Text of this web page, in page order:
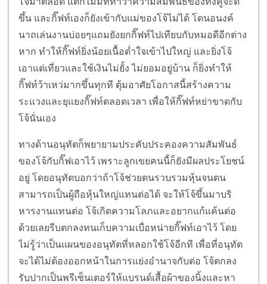
ขึ้น และกิ๊ฟท์เองก็ยังเข้ากับแม่ของโจ้ไม่ได้ โดนอนงค์
นาถเล่นงานบ่อยๆแถมยังยกกิ๊ฟท์ไปเทียบกับหมอดีอีกต่าง
หาก ทำให้กิ๊ฟท์ยิ่งน้อยเนื้อต่ำใจเข้าไปใหญ่ และยิ่งโจ้
เอาแต่เที่ยวและใช้เงินไม่ยั้ง ไม่ยอมอยู่บ้าน ก็ยิ่งทำให้
กิ๊ฟท์ว้าเหว่มากขึ้นทุกที ตุ้มอาศัยโอกาสนี้สร้างความ
ระแวงและยุแยงกิ๊ฟท์ตลอดเวลา เพื่อให้กิ๊ฟท์หย่าขาดกับ
โจ้นั่นเอง
ทางด้านอนุทัตก็พยายามประคับประคองความสัมพันธ์
ของโจ้กับกิ๊ฟเอาไว้ เพราะลูกเขยคนนี้ก็ยังมีผลประโยชน์
อยู่ โดยอนุทัตบอกว่าถ้าโจ้ช่วยตนรวบรวมหุ้นจนตน
สามารถเป็นผู้ถือหุ้นใหญ่แทนต่อได้ จะให้โจ้ขึ้นมาบริ
หารงานแทนต่อ โจ้เกิดความโลภและอยากแก้แค้นต่อ
ด้วยเลยรีบตกลงทนเก็บความเบื่อหน่ายกิ๊ฟท์เอาไว้ โดย
ไม่รู้ว่าเป็นแผนของอนุทัตที่หลอกใช้โจ้อีกที เพื่อที่อนุทัต
จะได้ไม่ต้องออกหน้าในการแย่งอำนาจกับต่อ โจ้ตกลง
รับปากเป็นพรีเซ็นเตอร์ให้แบรนด์เสื้อผ้าของนิ้งและหา